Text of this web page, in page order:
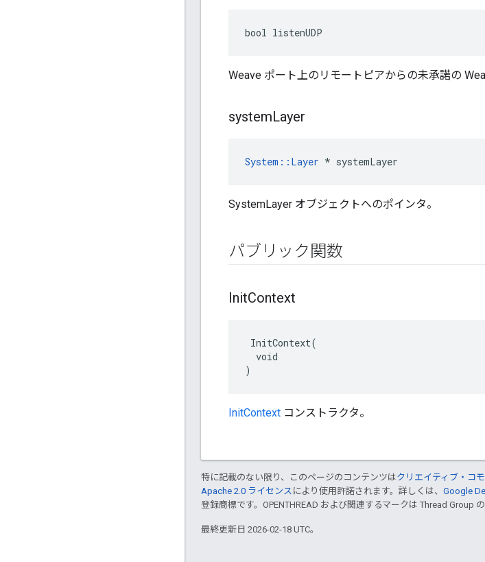
bool listenUDP
Weave ポート上のリモートピアからの未承諾の
systemLayer
System::Layer * systemLayer
SystemLayer オブジェクトへのポインタ。
パブリック関数
InitContext
InitContext(
  void
)
InitContext コンストラクタ。
特に記載のない限り、このページのコンテンツはクリエイティブ・コ
Apache 2.0 ライセンス により使用許諾されます。詳しくは、 Google
登録商標です。OPENTHREAD および関連するマークは Thread Group
最終更新日 2026-02-18 UTC。